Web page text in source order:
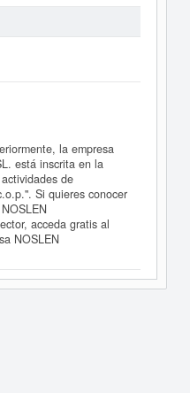
la empresa
está inscrita en la
de
Si quieres conocer
acceda gratis al
NOSLEN